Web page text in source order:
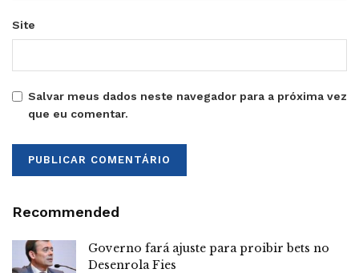
Site
Salvar meus dados neste navegador para a próxima vez
que eu comentar.
Recommended
Governo fará ajuste para proibir bets no
Desenrola Fies